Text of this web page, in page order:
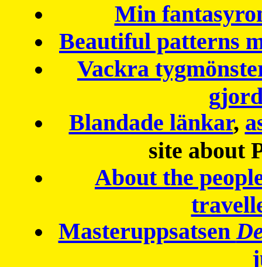
Min
Beautiful patterns
Vackra
Blandade länkar,
site about
About the
Masteruppsatsen